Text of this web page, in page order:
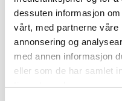
dessuten informasjon
vårt, med partnerne våre
annonsering og
med annen informasjon
eller som de har samlet
opplæring av
forebygget
Bør få bot og miste